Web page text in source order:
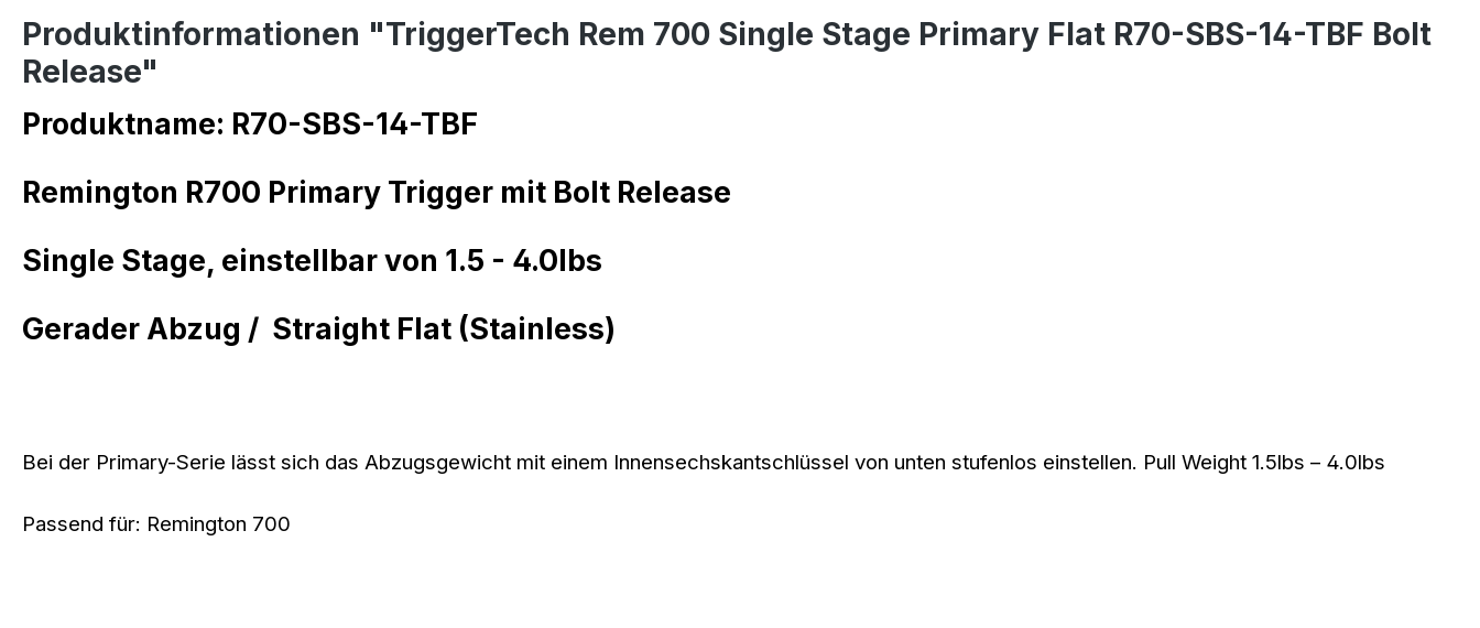
Produktinformationen "TriggerTech Rem 700 Single Stage Primary Flat R70-SBS-14-TBF Bolt
Release"
Produktname: R70-SBS-14-TBF
Remington R700 Primary Trigger mit Bolt Release
Single Stage, einstellbar von 1.5 - 4.0lbs
Gerader Abzug / Straight Flat (Stainless)
Bei der Primary-Serie lässt sich das Abzugsgewicht mit einem Innensechskantschlüssel von unten stufenlos einstellen. Pull Weight 1.5lbs – 4.0lbs
Passend für: Remington 700